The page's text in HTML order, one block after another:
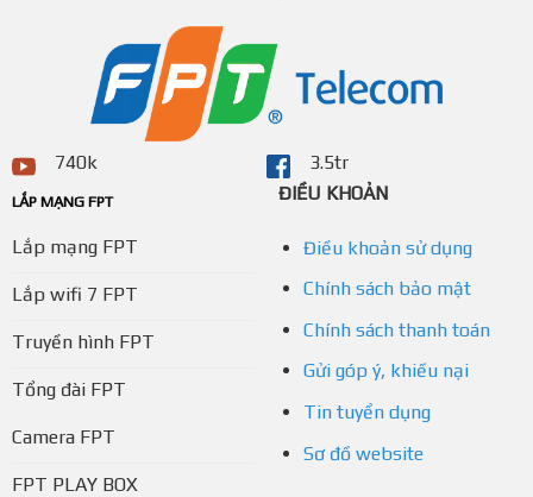
740k 3.5tr
LẮP MẠNG FPT
Lắp mạng FPT
Lắp wifi 7 FPT
Truyền hình FPT
Tổng đài FPT
Camera FPT
FPT PLAY BOX
ĐIỀU KHOẢN
Điều khoản sử dụng
Chính sách bảo mật
Chính sách thanh toán
Gửi góp ý, khiếu nại
Tin tuyển dụng
Sơ đồ website